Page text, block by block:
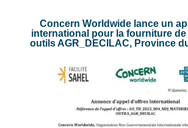
Concern Worldwide lance un
international pour la fourniture de
outils AGR_DECILAC, Province